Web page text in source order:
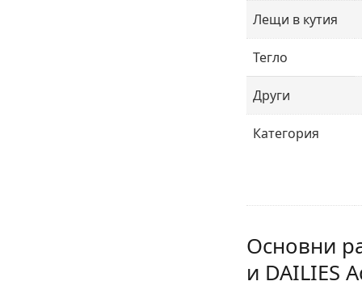
Лещи в кутия
Тегло
Други
Категория
Основни
и DAILIES